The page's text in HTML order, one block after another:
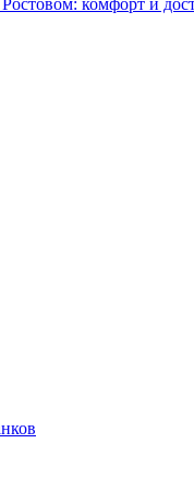
комфорт и